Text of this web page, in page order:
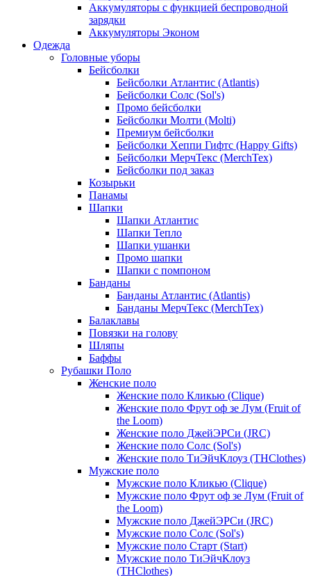
Аккумуляторы с функцией беспроводной
зарядки
Аккумуляторы Эконом
Одежда
Головные уборы
Бейсболки
Бейсболки Атлантис (Atlantis)
Бейсболки Солс (Sol's)
Промо бейсболки
Бейсболки Молти (Molti)
Премиум бейсболки
Бейсболки Хеппи Гифтс (Happy Gifts)
Бейсболки МерчТекс (MerchTex)
Бейсболки под заказ
Козырьки
Панамы
Шапки
Шапки Атлантис
Шапки Тепло
Шапки ушанки
Промо шапки
Шапки с помпоном
Банданы
Банданы Атлантис (Atlantis)
Банданы МерчТекс (MerchTex)
Балаклавы
Повязки на голову
Шляпы
Баффы
Рубашки Поло
Женские поло
Женские поло Кликью (Clique)
Женские поло Фрут оф зе Лум (Fruit of
the Loom)
Женские поло ДжейЭРСи (JRC)
Женские поло Солс (Sol's)
Женские поло ТиЭйчКлоуз (THClothes)
Мужские поло
Мужские поло Кликью (Clique)
Мужские поло Фрут оф зе Лум (Fruit of
the Loom)
Мужские поло ДжейЭРСи (JRC)
Мужские поло Солс (Sol's)
Мужские поло Старт (Start)
Мужские поло ТиЭйчКлоуз
(THClothes)